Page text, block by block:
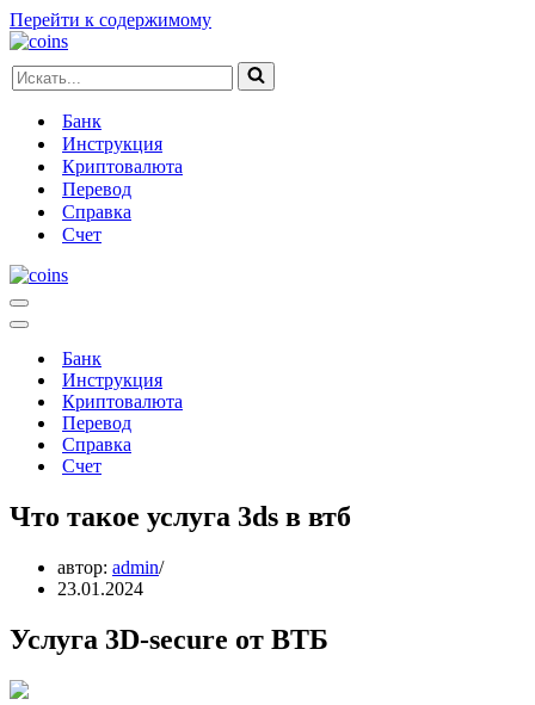
Перейти к содержимому
Искать...
Банк
Инструкция
Криптовалюта
Перевод
Справка
Счет
Меню
навигации
Меню
навигацииБанк
Инструкция
Криптовалюта
Перевод
Справка
Счет
Что такое услуга 3ds в втб
автор: admin
23.01.2024
Услуга 3D-secure от ВТБ